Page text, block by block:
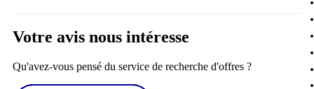
Votre avis nous intéresse
Qu'avez-vous pensé du service de recherche d'offres ?